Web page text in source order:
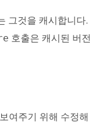
그것을 캐시합니다.
호출은 캐시된 버전
여주기 위해 수정해